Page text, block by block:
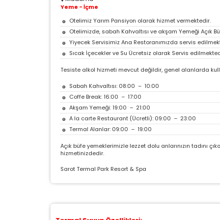
Yeme - İçme
Otelimiz Yarım Pansiyon olarak hizmet vermektedir.
Otelimizde, sabah Kahvaltısı ve akşam Yemeği Açık
Yiyecek Servisimiz Ana Restoranımızda servis
Sıcak İçecekler ve Su Ücretsiz olarak Servis
Tesiste alkol hizmeti mevcut değildir, genel alanlarda
Sabah Kahvaltısı: 08:00 – 10:00
Coffe Break: 16:00 – 17:00
Akşam Yemeği: 19:00 – 21:00
A la carte Restaurant (Ücretli): 09:00 – 23:00
Termal Alanlar: 09:00 – 19:00
Açık büfe yemeklerimizle lezzet dolu anlarınızın tadını
hizmetinizdedir.
Sarot Termal Park Resort & Spa